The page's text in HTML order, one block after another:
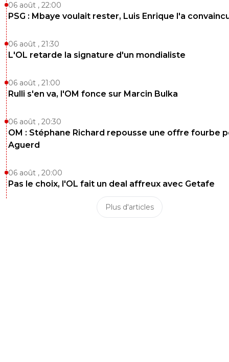
06 août , 22:00
PSG : Mbaye voulait rester, Luis Enrique l'a
06 août , 21:30
L'OL retarde la signature d'un mondialiste
06 août , 21:00
Rulli s'en va, l'OM fonce sur Marcin Bulka
06 août , 20:30
OM : Stéphane Richard repousse une offre fourbe
Aguerd
06 août , 20:00
Pas le choix, l'OL fait un deal affreux avec Getafe
Plus d'articles